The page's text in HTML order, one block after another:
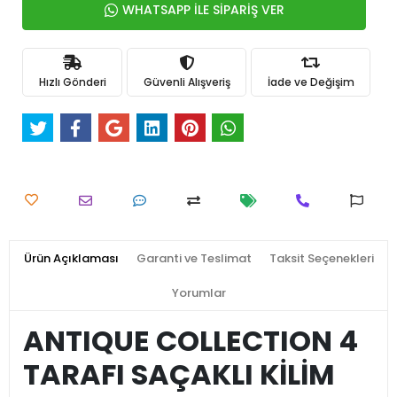
WHATSAPP İLE SİPARİŞ VER
Hızlı Gönderi Güvenli Alışveriş İade ve Değişim
Ürün Açıklaması Garanti ve Teslimat Taksit Seçenekleri
Yorumlar
ANTIQUE COLLECTION 4
TARAFI SAÇAKLI KİLİM